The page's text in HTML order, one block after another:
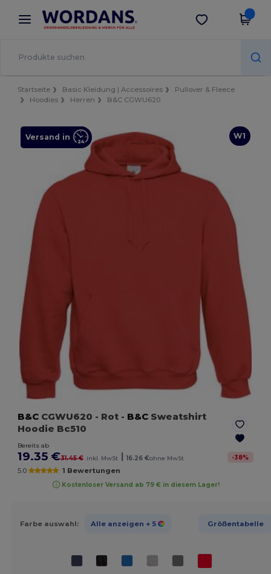
× Wordans App
Bessere Preise in der App!
App holen
Startseite Basic Kleidung | Accessoires
Pullover & Fleece
Hoodies
Herren B&C CGWU620
W1
Versand in
B&C CGWU620 - Rot - B&C Sweatshirt
Hoodie Bc510
Bereits ab
19.35 €31.45 € inkl. MwSt | 16.26 €ohne MwSt -38%
5.0 1 Bewertungen
Kostenloser Versand ab 79 € in diesem Lager!
Farbe auswahl: Alle anzeigen + 5 Größentabelle